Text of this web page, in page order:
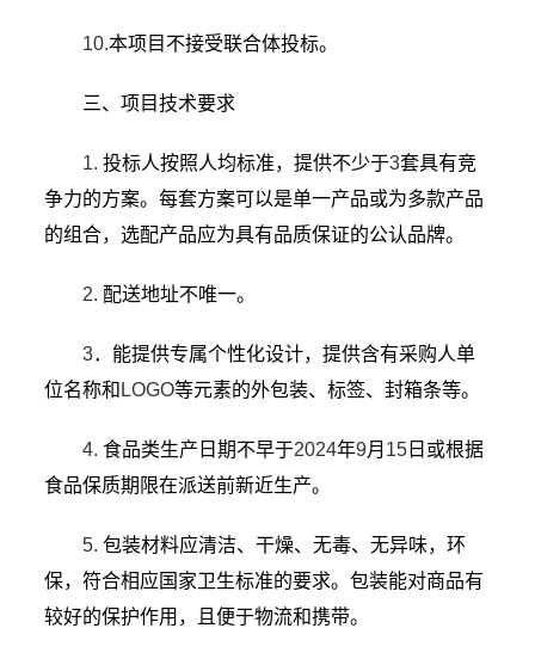
10.本项目不接受联合体投标。
三、项目技术要求
1.投标人按照人均标准，提供不少于3套具有竞
争力的方案。每套方案可以是单一产品或为多款产品
的组合，选配产品应为具有品质保证的公认品牌。
2. 配送地址不唯一。
3．能提供专属个性化设计，提供含有采购人单
位名称和 LOGO等元素的外包装、标签、封箱条等。
4.食品类生产日期不早于2024年9月 15 日或根据
食品保质期限在派送前新近生产。
5.包装材料应清洁、干燥、无毒、无异味，环
保，符合相应国家卫生标准的要求。包装能对商品有
较好的保护作用，且便于物流和携带。